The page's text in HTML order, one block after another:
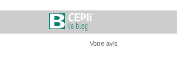
Votre avis